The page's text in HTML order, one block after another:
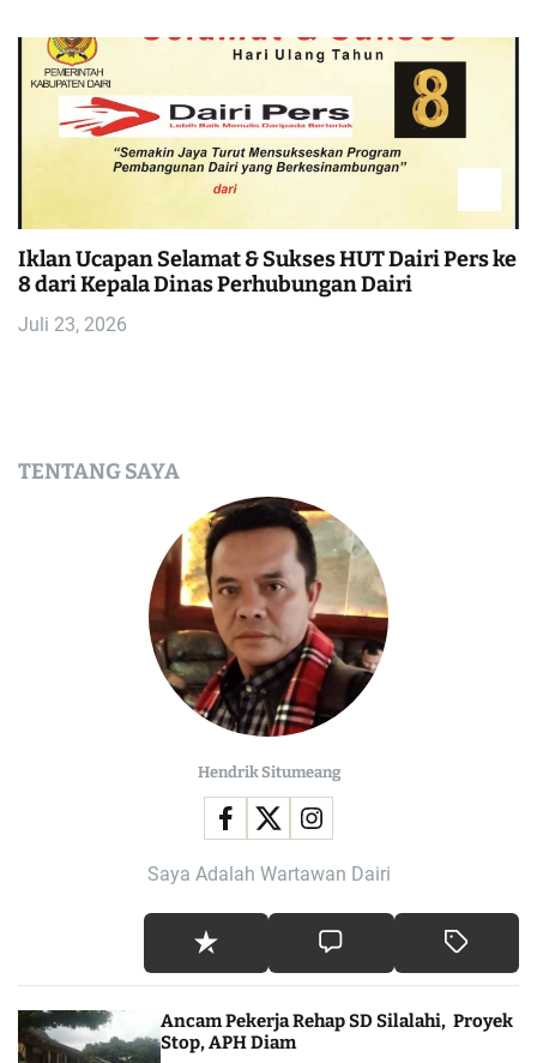
Iklan Ucapan Selamat & Sukses HUT Dairi Pers ke
8 dari Kepala Dinas Perhubungan Dairi
Juli 23, 2026
TENTANG SAYA
Hendrik Situmeang
Saya Adalah Wartawan Dairi
Ancam Pekerja Rehap SD Silalahi, Proyek
Stop, APH Diam